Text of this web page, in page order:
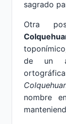
sagrado
Otra
de un
nombre